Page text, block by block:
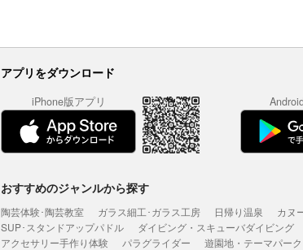
アプリをダウンロード
iPhone版アプリ
おすすめのジャンルから探す
陶芸体験･陶芸教室 ガラス細工･ガラス工房 日帰り温泉
カヌ
SUP･スタンドアップパドル
ダイビング・スキューバダイビング
アクセサリー手作り体験
パラグライダー 遊園地・テーマパーク